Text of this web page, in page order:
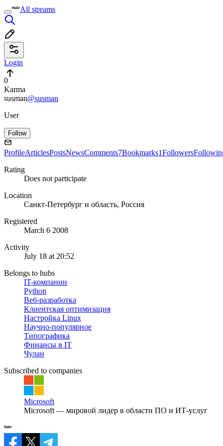
All streams
Login
0
Karma
susman@susman
User
Follow
ProfileArticlesPostsNewsComments7Bookmarks1Followers
Rating
Does not participate
Location
Санкт-Петербург и область, Россия
Registered
March 6 2008
Activity
July 18 at 20:52
Belongs to hubs
IT-компании
Python
Веб-разработка
Клиентская оптимизация
Настройка Linux
Научно-популярное
Типографика
Финансы в IT
Чулан
Subscribed to companies
Microsoft
Microsoft — мировой лидер в области ПО и ИТ-услуг